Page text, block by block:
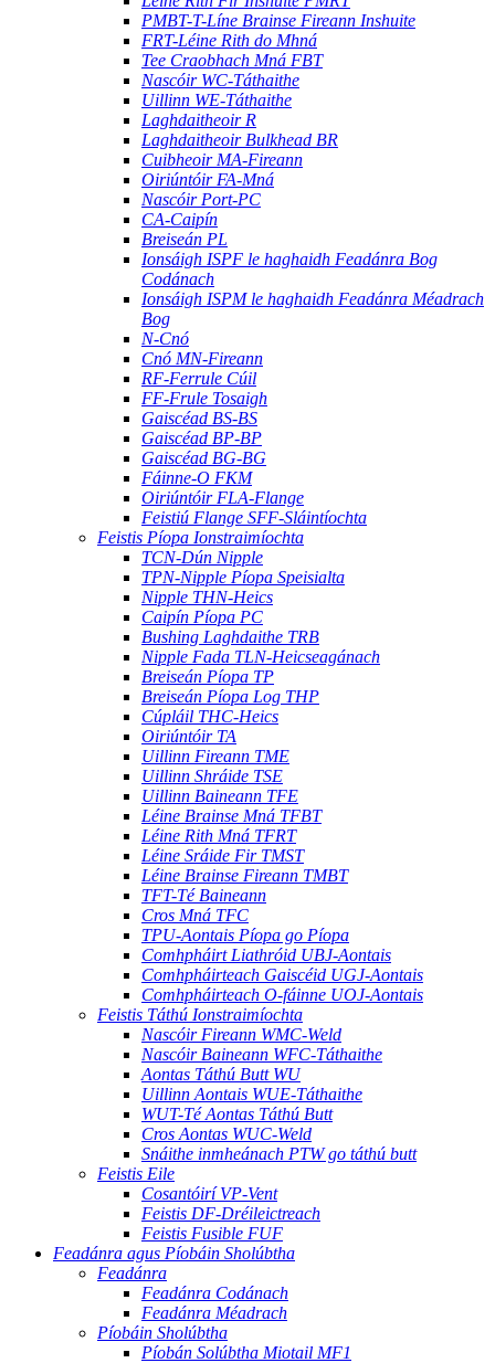
PMBT-T-Líne Brainse Fireann Inshuite
FRT-Léine Rith do Mhná
Tee Craobhach Mná FBT
Nascóir WC-Táthaithe
Uillinn WE-Táthaithe
Laghdaitheoir R
Laghdaitheoir Bulkhead BR
Cuibheoir MA-Fireann
Oiriúntóir FA-Mná
Nascóir Port-PC
CA-Caipín
Breiseán PL
Ionsáigh ISPF le haghaidh Feadánra Bog
Codánach
Ionsáigh ISPM le haghaidh Feadánra Méadrach
Bog
N-Cnó
Cnó MN-Fireann
RF-Ferrule Cúil
FF-Frule Tosaigh
Gaiscéad BS-BS
Gaiscéad BP-BP
Gaiscéad BG-BG
Fáinne-O FKM
Oiriúntóir FLA-Flange
Feistiú Flange SFF-Sláintíochta
Feistis Píopa Ionstraimíochta
TCN-Dún Nipple
TPN-Nipple Píopa Speisialta
Nipple THN-Heics
Caipín Píopa PC
Bushing Laghdaithe TRB
Nipple Fada TLN-Heicseagánach
Breiseán Píopa TP
Breiseán Píopa Log THP
Cúpláil THC-Heics
Oiriúntóir TA
Uillinn Fireann TME
Uillinn Shráide TSE
Uillinn Baineann TFE
Léine Brainse Mná TFBT
Léine Rith Mná TFRT
Léine Sráide Fir TMST
Léine Brainse Fireann TMBT
TFT-Té Baineann
Cros Mná TFC
TPU-Aontais Píopa go Píopa
Comhpháirt Liathróid UBJ-Aontais
Comhpháirteach Gaiscéid UGJ-Aontais
Comhpháirteach O-fáinne UOJ-Aontais
Feistis Táthú Ionstraimíochta
Nascóir Fireann WMC-Weld
Nascóir Baineann WFC-Táthaithe
Aontas Táthú Butt WU
Uillinn Aontais WUE-Táthaithe
WUT-Té Aontas Táthú Butt
Cros Aontas WUC-Weld
Snáithe inmheánach PTW go táthú butt
Feistis Eile
Cosantóirí VP-Vent
Feistis DF-Dréileictreach
Feistis Fusible FUF
Feadánra agus Píobáin Sholúbtha
Feadánra
Feadánra Codánach
Feadánra Méadrach
Píobáin Sholúbtha
Píobán Solúbtha Miotail MF1